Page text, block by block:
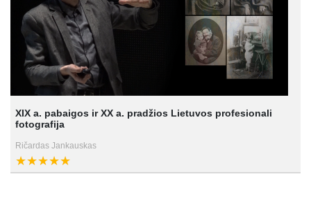
XIX a. pabaigos ir XX a. pradžios Lietuvos profesionali
fotografija
Ričardas Jankauskas